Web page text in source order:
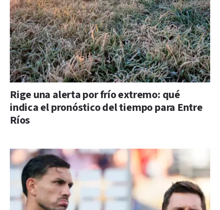
Rige una alerta por frío extremo: qué
indica el pronóstico del tiempo para Entre
Ríos